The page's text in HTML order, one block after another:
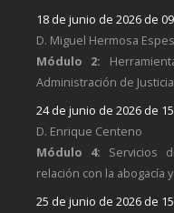
18 de junio de 2026 de
D. Miguel Hermosa
Módulo 2:
Administración de Justicia
24 de junio de 2026 de
D. Enrique Centeno
Módulo 4: Servicios
relación con la abogacía
25 de junio de 2026 de